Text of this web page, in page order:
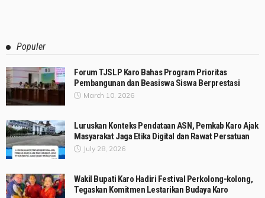
Populer
Forum TJSLP Karo Bahas Program Prioritas
Pembangunan dan Beasiswa Siswa Berprestasi
March 10, 2026
Luruskan Konteks Pendataan ASN, Pemkab Karo Ajak
Masyarakat Jaga Etika Digital dan Rawat Persatuan
July 28, 2026
Wakil Bupati Karo Hadiri Festival Perkolong-kolong,
Tegaskan Komitmen Lestarikan Budaya Karo